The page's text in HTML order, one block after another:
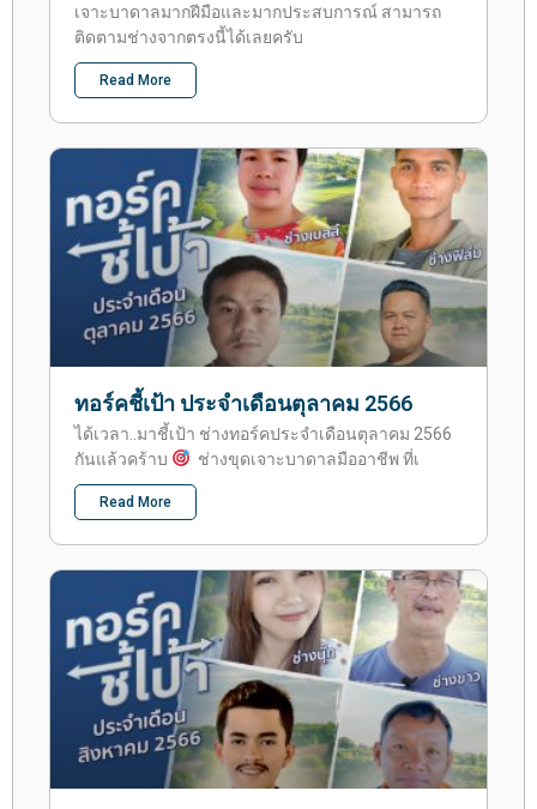
เจาะบาดาลมากฝีมือและมากประสบการณ์ สามารถ
ติดตามช่างจากตรงนี้ได้เลยครับ
Read More
ทอร์คชี้เป้า ประจำเดือนตุลาคม 2566
ได้เวลา..มาชี้เป้า ช่างทอร์คประจำเดือนตุลาคม 2566
กันแล้วคร้าบ
ช่างขุดเจาะบาดาลมืออาชีพ ที่เ
Read More